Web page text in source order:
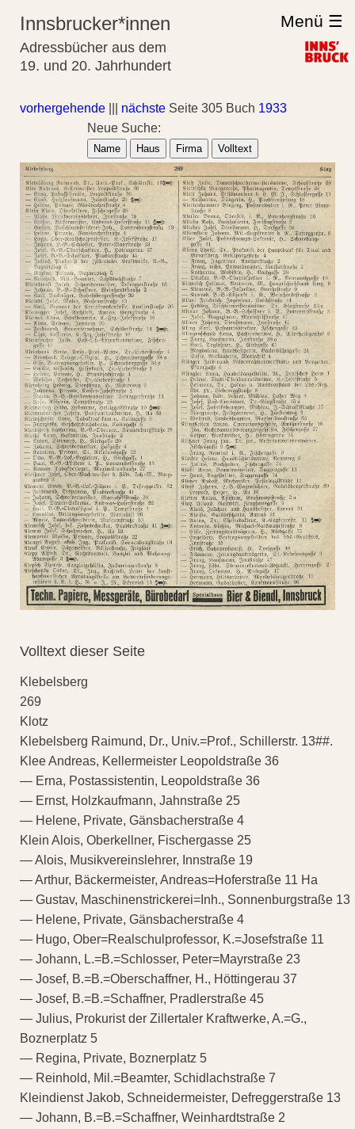
Innsbrucker*innen
Adressbücher aus dem
19. und 20. Jahrhundert
Menü ☰
vorhergehende nächste Seite 305 Buch 1933
Neue Suche:
Name Haus Firma Volltext
Volltext dieser Seite
Klebelsberg
269
Klotz
Klebelsberg Raimund, Dr., Univ.=Prof., Schillerstr. 13##.
Klee Andreas, Kellermeister Leopoldstraße 36
— Erna, Postassistentin, Leopoldstraße 36
— Ernst, Holzkaufmann, Jahnstraße 25
— Helene, Private, Gänsbacherstraße 4
Klein Alois, Oberkellner, Fischergasse 25
— Alois, Musikvereinslehrer, Innstraße 19
— Arthur, Bäckermeister, Andreas=Hoferstraße 11 Ha
— Gustav, Maschinenstrickerei=Inh., Sonnenburgstraße 13
— Helene, Private, Gänsbacherstraße 4
— Hugo, Ober=Realschulprofessor, K.=Josefstraße 11
— Johann, L.=B.=Schlosser, Peter=Mayrstraße 23
— Josef, B.=B.=Oberschaffner, H., Höttingerau 37
— Josef, B.=B.=Schaffner, Pradlerstraße 45
— Julius, Prokurist der Zillertaler Kraftwerke, A.=G.,
Boznerplatz 5
— Regina, Private, Boznerplatz 5
— Reinhold, Mil.=Beamter, Schidlachstraße 7
Kleindienst Jakob, Schneidermeister, Defreggerstraße 13
— Johann, B.=B.=Schaffner, Weinhardtstraße 2